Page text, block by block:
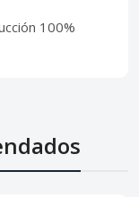
100%